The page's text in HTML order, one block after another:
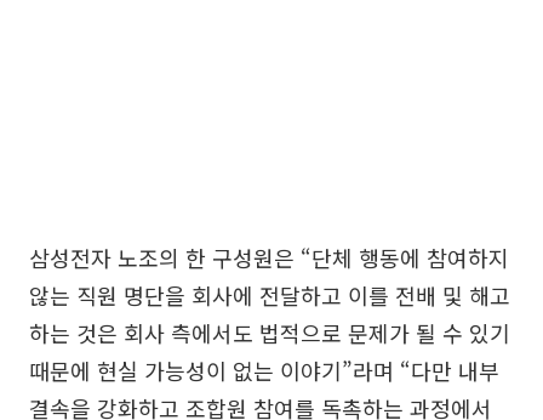
삼성전자 노조의 한 구성원은 “단체 행동에 참여하지
않는 직원 명단을 회사에 전달하고 이를 전배 및 해고
하는 것은 회사 측에서도 법적으로 문제가 될 수 있기
때문에 현실 가능성이 없는 이야기”라며 “다만 내부
결속을 강화하고 조합원 참여를 독촉하는 과정에서